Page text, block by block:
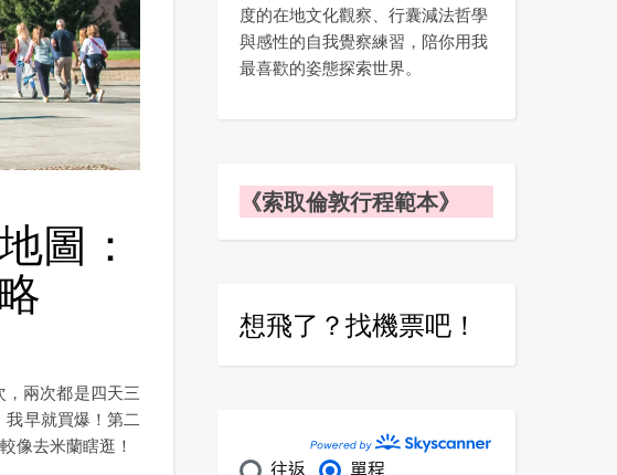
圖：
兩次都是四天三
我早就買爆！第二
像去米蘭瞎逛！
度的在地文化觀察、行囊減法哲學
與感性的自我覺察練習，陪你用我
最喜歡的姿態探索世界。
《索取倫敦行程範本》
想飛了？找機票吧！